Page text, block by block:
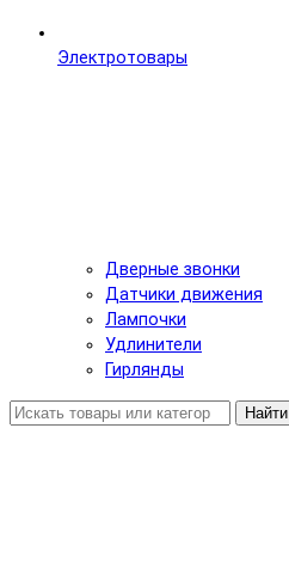
Электротовары
Дверные звонки
Датчики движения
Лампочки
Удлинители
Гирлянды
Найти